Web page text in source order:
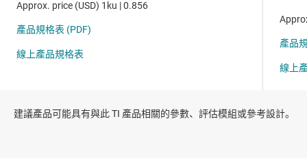
建議產品可能具有與此 TI 產品相關的參數、評估模組或參考設計。